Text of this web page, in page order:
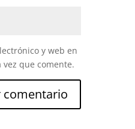
y web en
que comente.